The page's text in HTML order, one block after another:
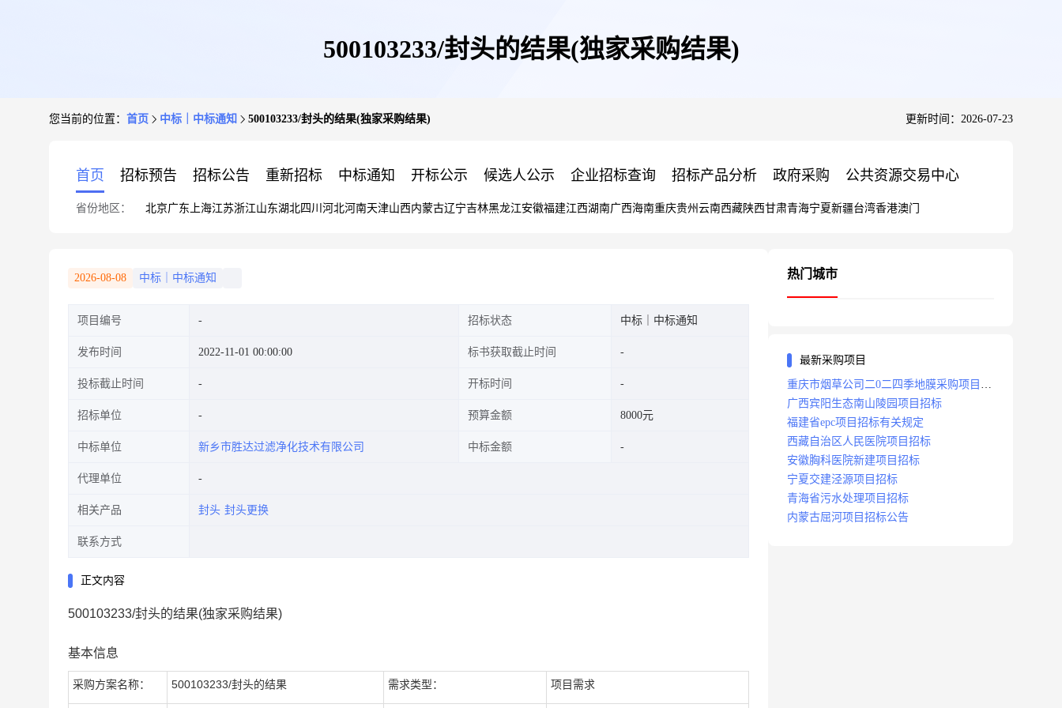
500103233/封头的结果(独家采购结果)
您当前的位置： 首页 中标｜中标通知 500103233/封头的结果(独家采购结果) 更新时间：2026-07-23
首页 招标预告 招标公告 重新招标 中标通知 开标公示 候选人公示 企业招标查询 招标产品分析 政府采购 公共资源交易中心
省份地区： 北京广东 上海江苏浙江山东湖北四川 河北河南天津山西内蒙古辽宁吉林黑龙江安徽福建江西湖南广西海南重庆贵州 云南西藏陕西甘肃青海宁夏新疆台湾香港澳门
2026-08-08 中标｜中标通知
项目编号 招标状态 中标｜中标通知
发布时间 2022-11-01 00:00:00 标书获取截止时间
投标截止时间 开标时间
招标单位 预算金额 8000元
中标单位 新乡市胜达过滤净化技术有限公司 中标金额
代理单位
相关产品 封头 封头更换
联系方式
正文内容
500103233/封头的结果(独家采购结果)
基本信息
采购方案名称： 500103233/封头的结果 需求类型： 项目需求
热门城市
最新采购项目
重庆市烟草公司二0二四季地膜采购项目招
标公告
广西宾阳生态南山陵园项目招标
福建省epc项目招标有关规定
西藏自治区人民医院项目招标
安徽胸科医院新建项目招标
宁夏交建泾源项目招标
青海省污水处理项目招标
内蒙古屈河项目招标公告